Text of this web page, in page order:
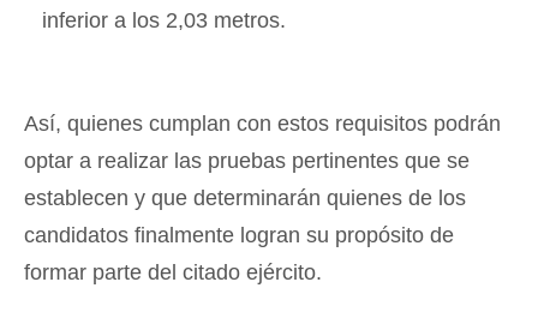
inferior a los 2,03 metros.
Así, quienes cumplan con estos requisitos podrán
optar a realizar las pruebas pertinentes que se
establecen y que determinarán quienes de los
candidatos finalmente logran su propósito de
formar parte del citado ejército.